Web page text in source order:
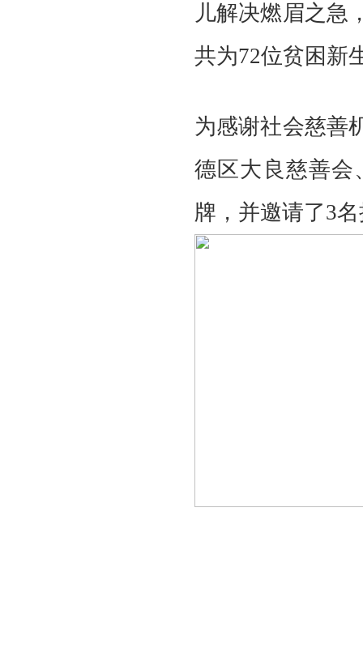
儿解决燃眉之急
共为72位贫困新
为感谢社会慈善
德区大良慈善会
牌，并邀请了3